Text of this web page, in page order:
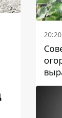
20:20